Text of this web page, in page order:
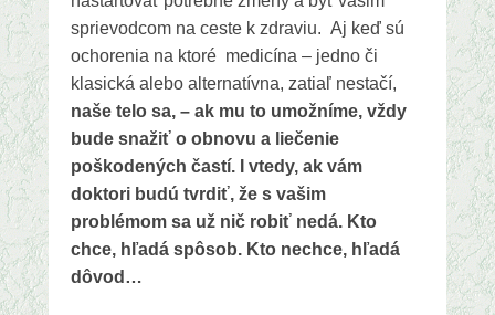
sprievodcom na ceste k zdraviu. Aj keď sú
ochorenia na ktoré medicína – jedno či
klasická alebo alternatívna, zatiaľ nestačí,
naše telo sa, – ak mu to umožníme, vždy
bude snažiť o obnovu a liečenie
poškodených častí. I vtedy, ak vám
doktori budú tvrdiť, že s vašim
problémom sa už nič robiť nedá. Kto
chce, hľadá spôsob. Kto nechce, hľadá
dôvod…